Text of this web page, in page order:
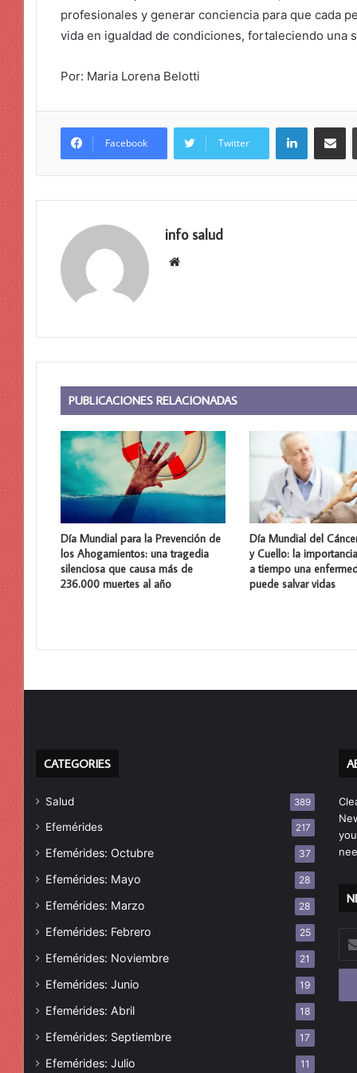
profesionales y generar conciencia para que cada
vida en igualdad de condiciones, fortaleciendo una
Por: Maria Lorena Belotti
Facebook Twitter
LinkedIn
info salud
Sitio
PUBLICACIONES RELACIONADAS
Día Mundial para la Prevención de
los Ahogamientos: una tragedia
silenciosa que causa más de
236.000 muertes al año
Día Mundial del
y Cuello: la
a tiempo una
puede salvar vidas
CATEGORIES
Salud 389
Efemérides 217
Efemérides: Octubre 37
Efemérides: Mayo 28
Efemérides: Marzo 28
Efemérides: Febrero 25
Efemérides: Noviembre 21
Efemérides: Junio 19
Efemérides: Abril 18
Efemérides: Septiembre 17
Efemérides: Julio 11